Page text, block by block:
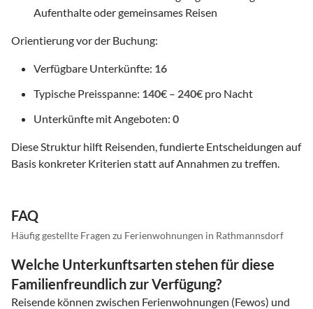
Aufenthalte oder gemeinsames Reisen
Orientierung vor der Buchung:
Verfügbare Unterkünfte: 16
Typische Preisspanne: 140€ – 240€ pro Nacht
Unterkünfte mit Angeboten: 0
Diese Struktur hilft Reisenden, fundierte Entscheidungen auf
Basis konkreter Kriterien statt auf Annahmen zu treffen.
FAQ
Häufig gestellte Fragen zu Ferienwohnungen in Rathmannsdorf
Welche Unterkunftsarten stehen für diese
Familienfreundlich zur Verfügung?
Reisende können zwischen Ferienwohnungen (Fewos) und